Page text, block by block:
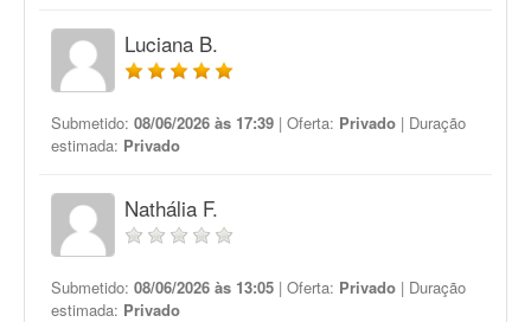
Luciana B.
Submetido: 08/06/2026 às 17:39 | Oferta: Privado | Duração
estimada: Privado
Nathália F.
Submetido: 08/06/2026 às 13:05 | Oferta: Privado | Duração
estimada: Privado